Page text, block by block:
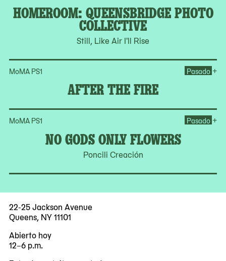
HOMEROOM: QUEENSBRIDGE PHOTO
COLLECTIVE
Still, Like Air I'll Rise
MoMA PS1
AFTER THE FIRE
Pasado +
MoMA PS1
NO GODS ONLY FLOWERS
Poncili Creación
Pasado +
22-25 Jackson Avenue
Queens, NY 11101
Abierto hoy
12–6 p.m.